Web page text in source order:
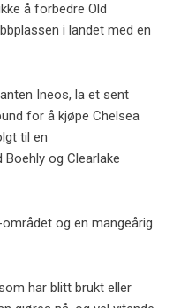
å forbedre Old
i landet med en
Ineos, la et sent
for å kjøpe Chelsea
til en
og Clearlake
og en mangeårig
har blitt brukt eller